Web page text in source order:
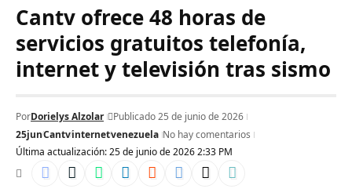
Cantv ofrece 48 horas de
servicios gratuitos telefonía,
internet y televisión tras sismo
Última actualización: 25 de junio de 2026 2:33 PM
PorDorielys Alzolar
Publicado 25 de junio de 2026
25junCantvinternetvenezuela No hay comentarios